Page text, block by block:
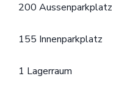
200 Aussenparkplatz
155 Innenparkplatz
1 Lagerraum